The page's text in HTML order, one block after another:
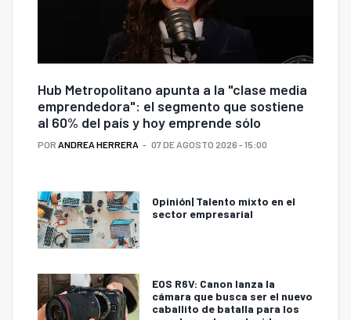
Hub Metropolitano apunta a la "clase media
emprendedora": el segmento que sostiene
al 60% del país y hoy emprende sólo
POR ANDREA HERRERA 07 DE AGOSTO 2026 - 15:00
Opinión| Talento mixto en el
sector empresarial
EOS R6V: Canon lanza la
cámara que busca ser el nuevo
caballito de batalla para los